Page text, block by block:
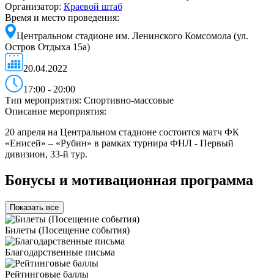
Организатор: Краевой штаб
Время и место проведения:
Центральном стадионе им. Ленинского Комсомола (ул.
Остров Отдыха 15а)
20.04.2022
17:00 - 20:00
Тип мероприятия: Спортивно-массовые
Описание мероприятия:
20 апреля на Центральном стадионе состоится матч ФК
«Енисей» – «Рубин» в рамках турнира ФНЛ - Первый
дивизион, 33-й тур.
Бонусы и мотивационная программа
Показать все
Билеты (Посещение события)
Благодарственные письма
Рейтинговые баллы